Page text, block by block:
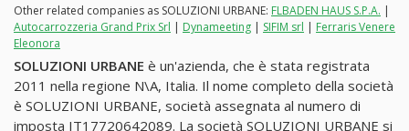
Other related companies as SOLUZIONI URBANE: FLBADEN HAUS S.P.A. |
Autocarrozzeria Grand Prix Srl | Dynameeting | SIFIM srl | Ferraris Venere
Eleonora
SOLUZIONI URBANE è un'azienda, che è stata registrata
2011 nella regione N\A, Italia. Il nome completo della società
è SOLUZIONI URBANE, società assegnata al numero di
imposta IT17720642089. La società SOLUZIONI URBANE si